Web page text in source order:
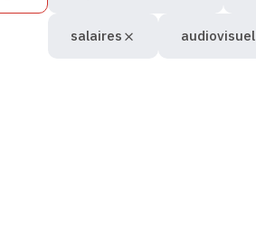
salaires audiovisuel